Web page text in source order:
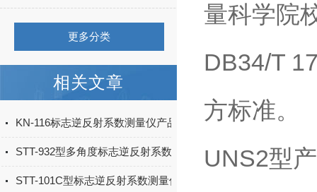
更多分类
相关文章
KN-116标志逆反射系数测量仪产品简介
STT-932型多角度标志逆反射系数检测仪
STT-101C型标志逆反射系数测量仪设备简介
量科学院
DB34/T
方标准。
UNS2型